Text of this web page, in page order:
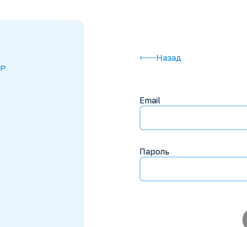
Назад
Email
Пароль